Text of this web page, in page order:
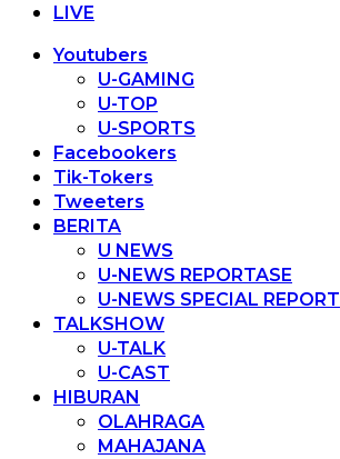
LIVE
Youtubers
U-GAMING
U-TOP
U-SPORTS
Facebookers
Tik-Tokers
Tweeters
BERITA
U NEWS
U-NEWS REPORTASE
U-NEWS SPECIAL REPORT
TALKSHOW
U-TALK
U-CAST
HIBURAN
OLAHRAGA
MAHAJANA